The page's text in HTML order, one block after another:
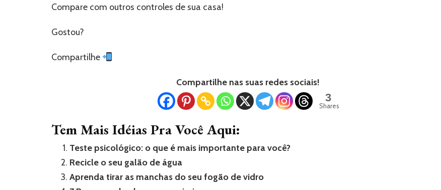
Compare com outros controles de sua casa!
Gostou?
Compartilhe
Compartilhe nas suas redes sociais!
3
Shares
Tem Mais Idéias Pra Você Aqui:
Teste psicológico: o que é mais importante para você?
Recicle o seu galão de água
Aprenda tirar as manchas do seu fogão de vidro